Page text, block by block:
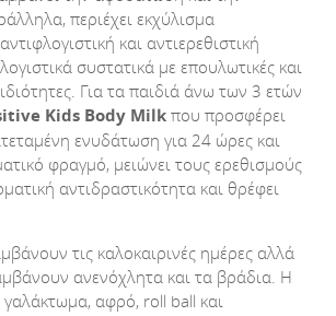
περιέχει εκχύλισμα
και αντιερεθιστική
συστατικά με επουλωτικές και
Για τα παιδιά άνω των 3 ετών
Kids Body Milk που προσφέρει
ενυδάτωση για 24 ώρες και
φραγμό, μειώνει τους ερεθισμούς
αντιδραστικότητα και θρέφει
τις καλοκαιρινές ημέρες αλλά
ανενόχλητα και τα βράδια. Η
γαλάκτωμα, αφρό, roll ball και